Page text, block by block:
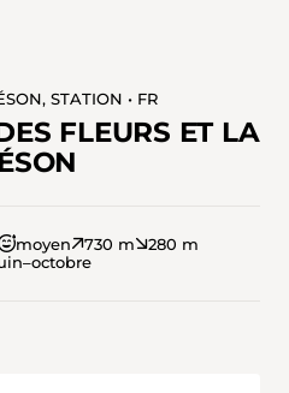
STATION • FR
FLEURS ET LA
moyen 730 m
280 m